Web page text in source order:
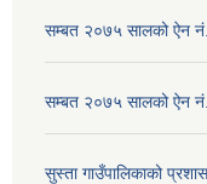
सम्बत २०७५ सालको ऐन नं.
सम्बत २०७५ सालको ऐन नं.
सुस्ता गाउँपालिकाको